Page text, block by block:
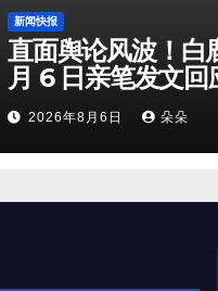
新闻快报
直面舆论风波！白
月 6 日亲笔发文回
剧加戏争议，粉丝
矛盾暗流涌动
2026年8月6日 朵朵